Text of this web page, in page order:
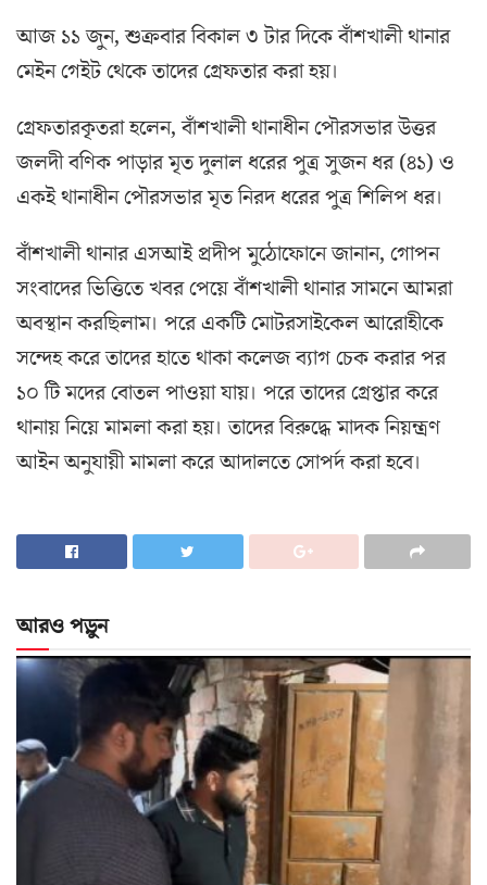
আজ ১১ জুন, শুক্রবার বিকাল ৩ টার দিকে বাঁশখালী থানার
মেইন গেইট থেকে তাদের গ্রেফতার করা হয়।
গ্রেফতারকৃতরা হলেন, বাঁশখালী থানাধীন পৌরসভার উত্তর
জলদী বণিক পাড়ার মৃত দুলাল ধরের পুত্র সুজন ধর (৪১) ও
একই থানাধীন পৌরসভার মৃত নিরদ ধরের পুত্র শিলিপ ধর।
বাঁশখালী থানার এসআই প্রদীপ মুঠোফোনে জানান, গোপন
সংবাদের ভিত্তিতে খবর পেয়ে বাঁশখালী থানার সামনে আমরা
অবস্থান করছিলাম। পরে একটি মোটরসাইকেল আরোহীকে
সন্দেহ করে তাদের হাতে থাকা কলেজ ব্যাগ চেক করার পর
১০ টি মদের বোতল পাওয়া যায়। পরে তাদের গ্রেপ্তার করে
থানায় নিয়ে মামলা করা হয়। তাদের বিরুদ্ধে মাদক নিয়ন্ত্রণ
আইন অনুযায়ী মামলা করে আদালতে সোপর্দ করা হবে।
আরও পড়ুন